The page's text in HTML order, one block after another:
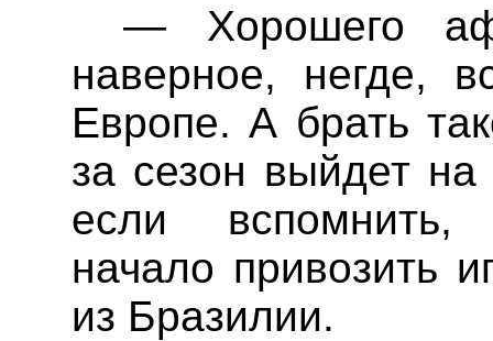
— Хорошего
наверное, негде,
Европе. А брать
за сезон выйдет
если
начало привозить
из Бразилии.